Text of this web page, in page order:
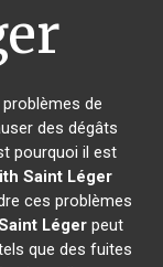
problèmes de
des dégâts
pourquoi il est
Saint Léger
ces problèmes
Légerpeut
que des fuites